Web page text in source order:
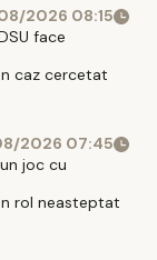
2026 08:15
face
caz cercetat
2026 07:45
joc cu
rol neasteptat